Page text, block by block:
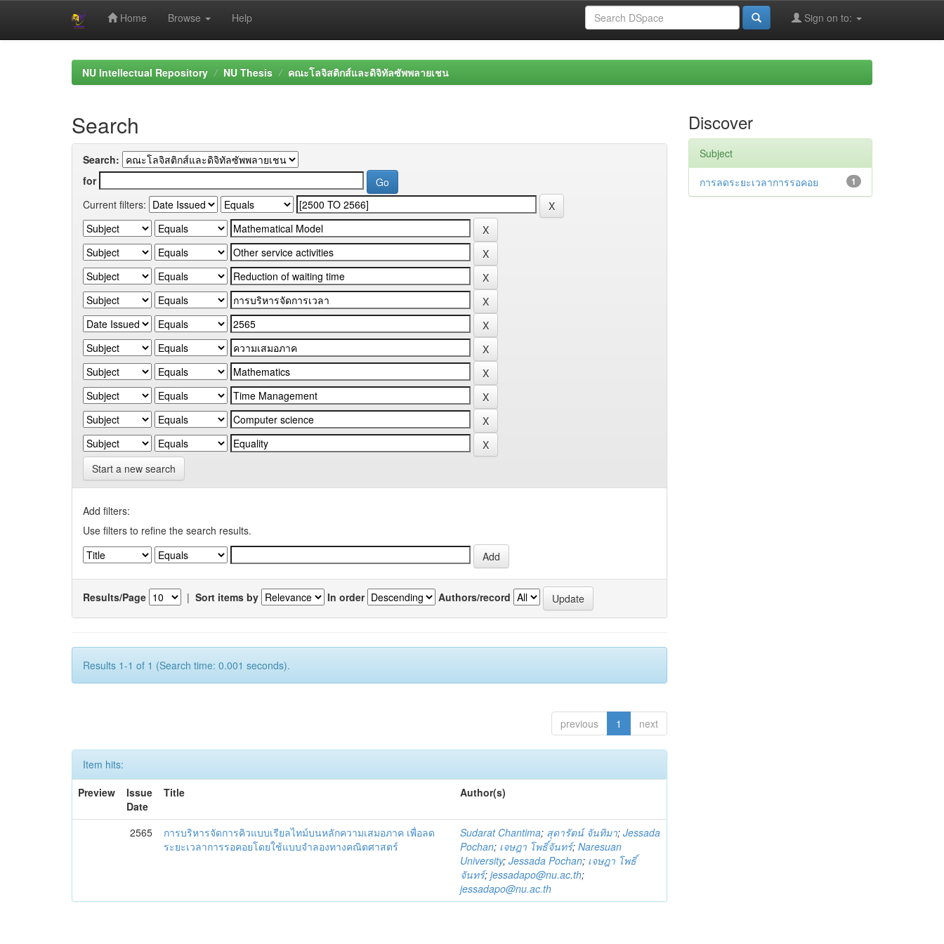
Home Browse Help Sign on to:
NU Intellectual Repository NU Thesis คณะโลจิสติกส์และดิจิทัลซัพพลายเชน
Search
Search:
for
Current filters:
Start a new search
Add filters:
Use filters to refine the search results.
Results/Page | Sort items by In order Authors/record
Results 1-1 of 1 (Search time: 0.001 seconds).
previous 1 next
Item hits:
Preview
Issue
Date
Title Author(s)
2565
การบริหารจัดการคิวแบบเรียลไทม์บนหลักความเสมอภาค เพื่อลด
ระยะเวลาการรอคอยโดยใช้แบบจำลองทางคณิตศาสตร์
Sudarat Chantima; สุดารัตน์ จันทิมา;Jessada
Pochan; เจษฎา โพธิ์จันทร์;Naresuan
University;Jessada Pochan; เจษฎา โพธิ์
จันทร์;jessadapo@nu.ac.th;
jessadapo@nu.ac.th
Discover
Subject
1
การลดระยะเวลาการรอคอย